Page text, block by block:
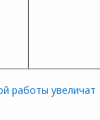
работы увеличат